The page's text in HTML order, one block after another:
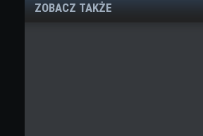
ZOBACZ TAKŻE